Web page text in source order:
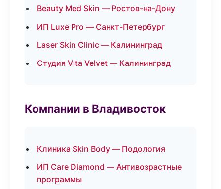
Beauty Med Skin — Ростов-на-Дону
ИП Luxe Pro — Санкт-Петербург
Laser Skin Clinic — Калининград
Студия Vita Velvet — Калининград
Компании в Владивосток
Клиника Skin Body — Подология
ИП Care Diamond — Антивозрастные
программы